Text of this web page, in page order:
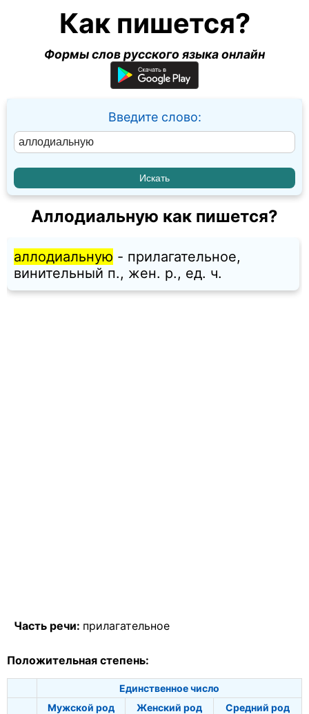
Как пишется?
Формы слов русского языка онлайн
Введите слово:
Аллодиальную как пишется?
аллодиальную - прилагательное,
винительный п., жен. p., ед. ч.
Часть речи: прилагательное
Положительная степень:
Единственное число
Мужской род
Женский род
Средний род